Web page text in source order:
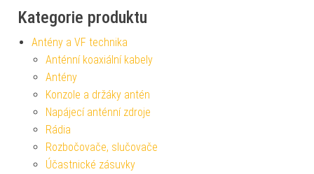
Kategorie produktu
Antény a VF technika
Anténní koaxiální kabely
Antény
Konzole a držáky antén
Napájecí anténní zdroje
Rádia
Rozbočovače, slučovače
Účastnické zásuvky